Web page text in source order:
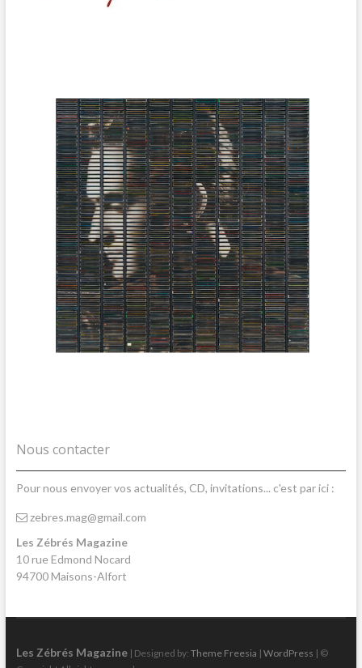
Nous contacter
Pour nous envoyer vos actualités, CD, invitations... c'est par ici :
zebres.mag@gmail.com
Les Zébrés Magazine
10 rue Edmond Nocard
94700 Maisons-Alfort
Les Zébrés Magazine| Designed by: Theme Freesia | WordPress | ©